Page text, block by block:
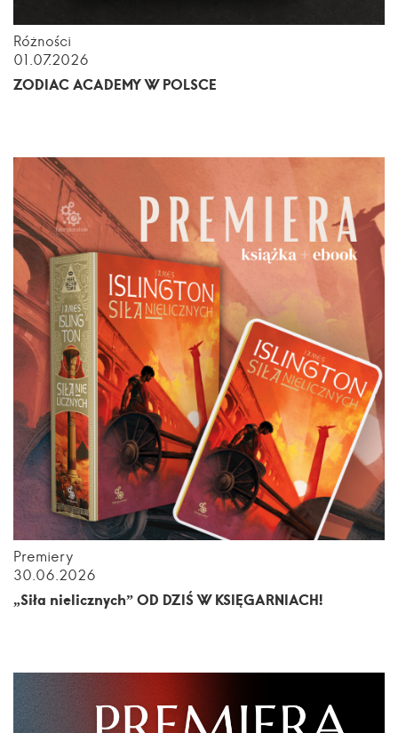
Różności
01.07.2026
ZODIAC ACADEMY W POLSCE
Premiery
30.06.2026
„Siła nielicznych” OD DZIŚ W KSIĘGARNIACH!